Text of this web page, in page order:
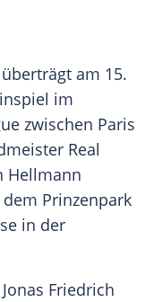
am 15.
im
zwischen Paris
Real
Hellmann
Prinzenpark
in der
Friedrich